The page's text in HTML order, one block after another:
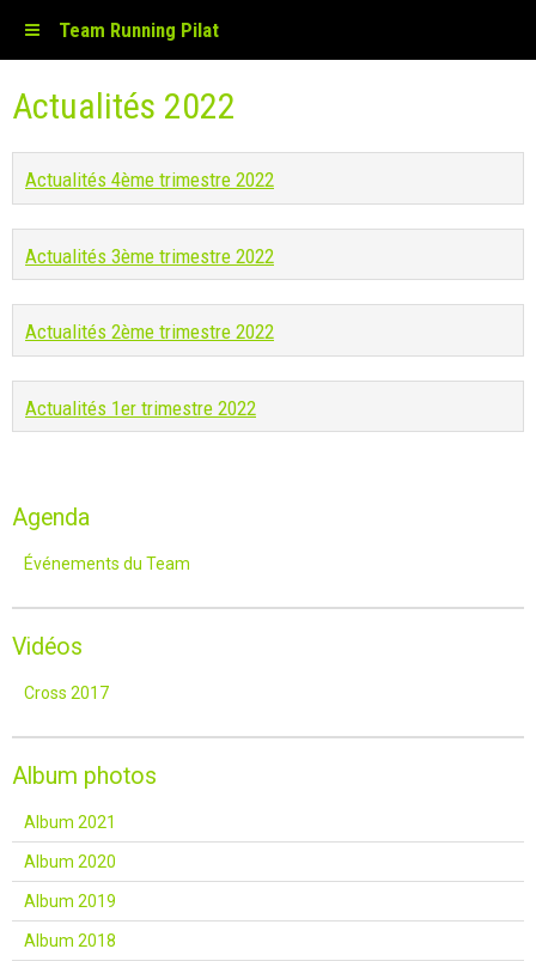
Team Running Pilat
Actualités 2022
Actualités 4ème trimestre 2022
Actualités 3ème trimestre 2022
Actualités 2ème trimestre 2022
Actualités 1er trimestre 2022
Agenda
Événements du Team
Vidéos
Cross 2017
Album photos
Album 2021
Album 2020
Album 2019
Album 2018